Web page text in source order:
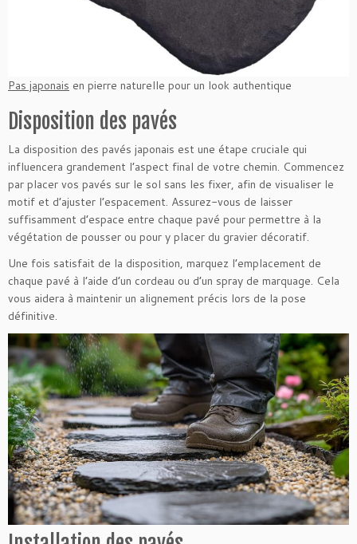
Pas japonais en pierre naturelle pour un look authentique
Disposition des pavés
La disposition des pavés japonais est une étape cruciale qui
influencera grandement l’aspect final de votre chemin. Commencez
par placer vos pavés sur le sol sans les fixer, afin de visualiser le
motif et d’ajuster l’espacement. Assurez-vous de laisser
suffisamment d’espace entre chaque pavé pour permettre à la
végétation de pousser ou pour y placer du gravier décoratif.
Une fois satisfait de la disposition, marquez l’emplacement de
chaque pavé à l’aide d’un cordeau ou d’un spray de marquage. Cela
vous aidera à maintenir un alignement précis lors de la pose
définitive.